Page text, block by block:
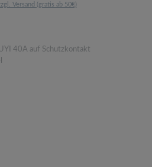
Versand (gratis ab 50€)